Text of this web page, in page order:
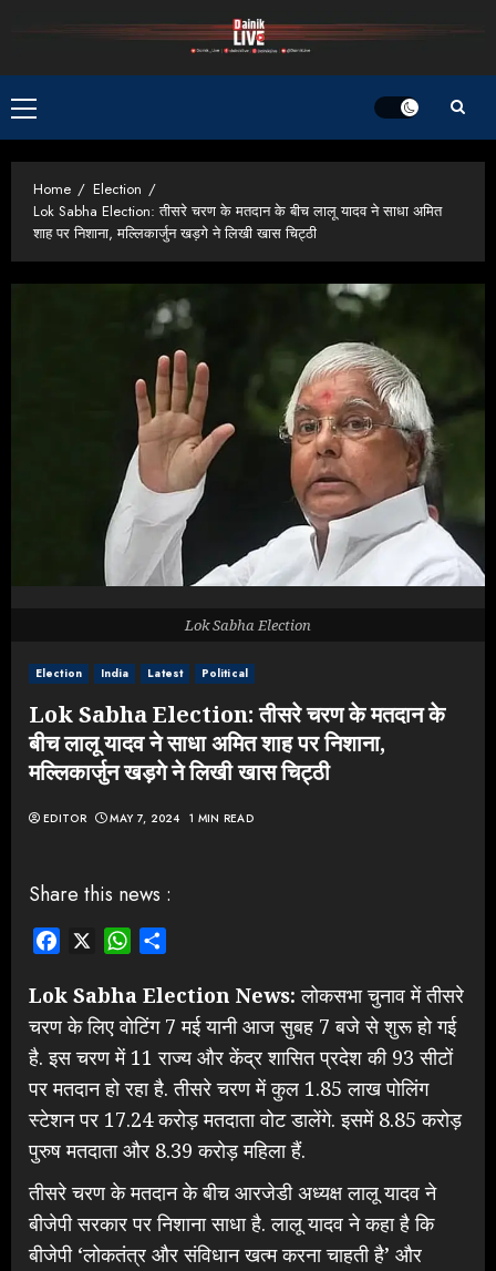
Primary
Menu
Home
Election
Lok Sabha Election: तीसरे चरण के मतदान के बीच लालू यादव ने साधा अमित
शाह पर निशाना, मल्लिकार्जुन खड़गे ने लिखी खास चिट्ठी
Election India Latest Political
Lok Sabha Election: तीसरे चरण के मतदान के
बीच लालू यादव ने साधा अमित शाह पर निशाना,
मल्लिकार्जुन खड़गे ने लिखी खास चिट्ठी
EDITOR MAY 7, 2024 1 MIN READ
Lok Sabha Election
Share this news :
Facebook WhatsApp
Lok Sabha Election News:लोकसभा चुनाव में तीसरे
चरण के लिए वोटिंग 7 मई यानी आज सुबह 7 बजे से शुरू हो गई
है. इस चरण में 11 राज्य और केंद्र शासित प्रदेश की 93 सीटों
पर मतदान हो रहा है. तीसरे चरण में कुल 1.85 लाख पोलिंग
स्टेशन पर 17.24 करोड़ मतदाता वोट डालेंगे. इसमें 8.85 करोड़
पुरुष मतदाता और 8.39 करोड़ महिला हैं.
तीसरे चरण के मतदान के बीच आरजेडी अध्यक्ष लालू यादव ने
बीजेपी सरकार पर निशाना साधा है. लालू यादव ने कहा है कि
बीजेपी ‘लोकतंत्र और संविधान खत्म करना चाहती है’ और